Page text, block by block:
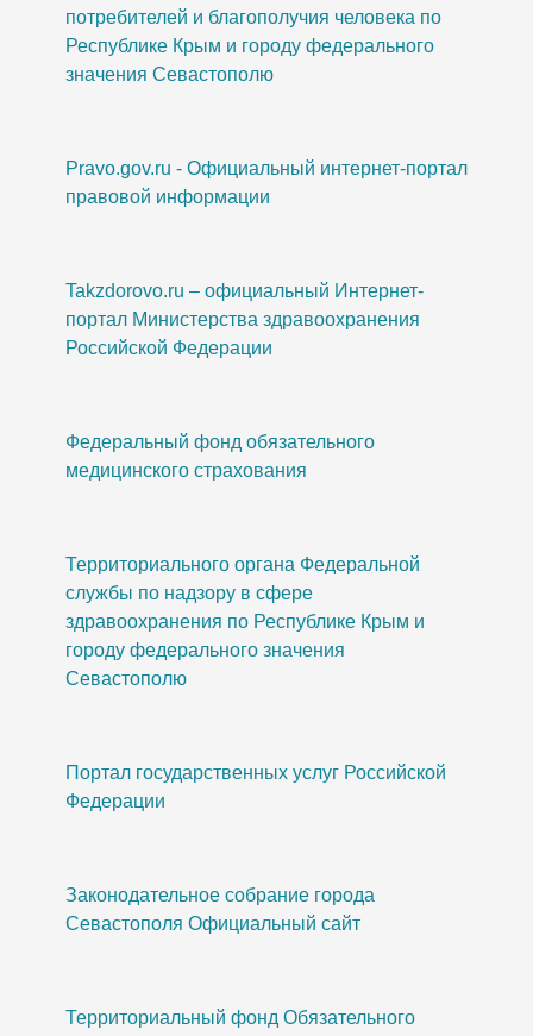
потребителей и благополучия человека по
Республике Крым и городу федерального
значения Севастополю
Pravo.gov.ru - Официальный интернет-портал
правовой информации
Takzdorovo.ru – официальный Интернет-
портал Министерства здравоохранения
Российской Федерации
Федеральный фонд обязательного
медицинского страхования
Территориального органа Федеральной
службы по надзору в сфере
здравоохранения по Республике Крым и
городу федерального значения
Севастополю
Портал государственных услуг Российской
Федерации
Законодательное собрание города
Севастополя Официальный сайт
Территориальный фонд Обязательного